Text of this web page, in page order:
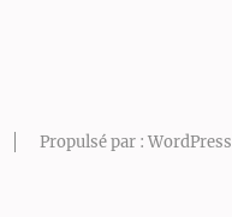
Propulsé par : WordPress